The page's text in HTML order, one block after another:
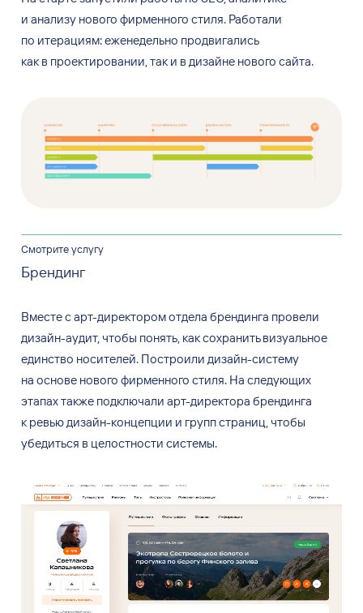
и анализу нового фирменного стиля. Работали
по итерациям: еженедельно продвигались
как в проектировании, так и в дизайне нового сайта.
Смотрите услугу
Брендинг
Вместе сарт-директором отдела брендинга провели
дизайн-аудит, чтобы понять, каксохранить визуальное
единство носителей. Построили дизайн-систему
на основе нового фирменного стиля. На следующих
этапах также подключали арт-директора брендинга
к ревью дизайн-концепции и групп страниц, чтобы
убедиться в целостности системы.